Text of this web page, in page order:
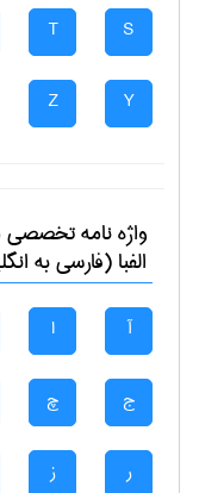
S
T
Y
Z
واژه نامه تخصصی
الفبا (فارسی به
آ ا
ج چ
ر ز